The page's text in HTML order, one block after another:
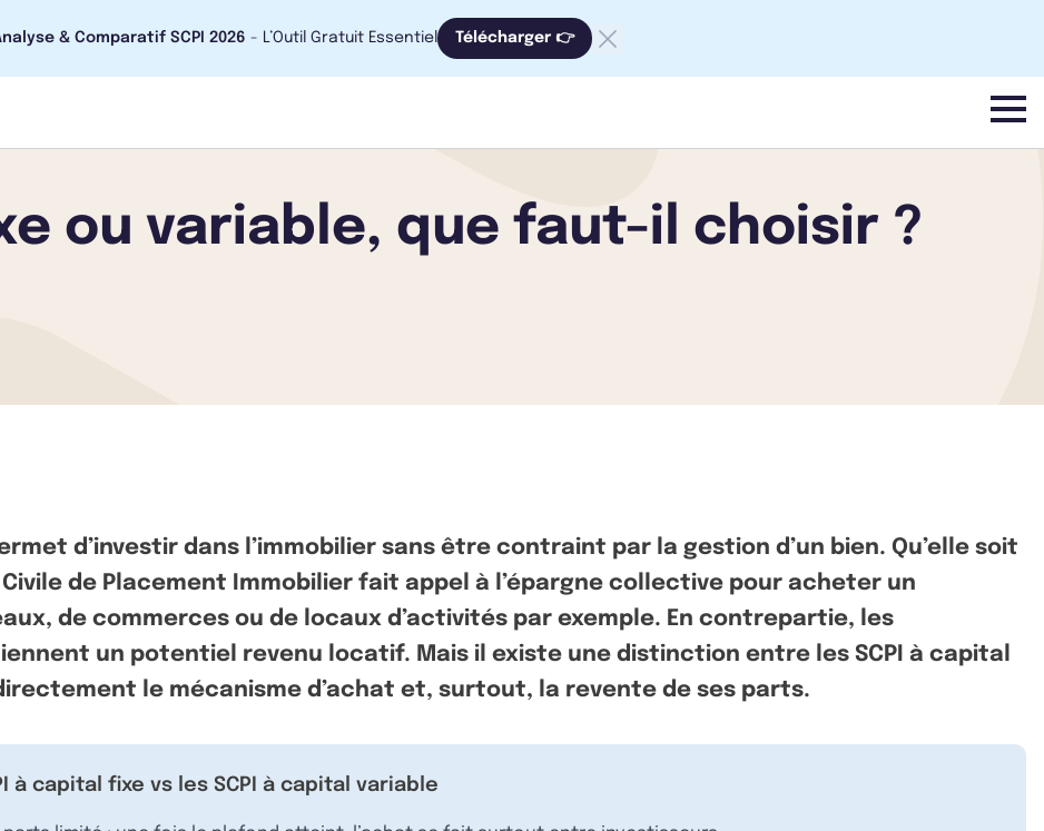
& Comparatif SCPI 2026 - L’Outil Gratuit Essentiel Télécharger 👉
menu
ou variable, que faut-il choisir ?
d’investir dans l’immobilier sans être contraint par la gestion d’un bien. Qu’elle soit
de Placement Immobilier fait appel à l’épargne collective pour acheter un
de commerces ou de locaux d’activités par exemple. En contrepartie, les
un potentiel revenu locatif. Mais il existe une distinction entre les SCPI à capital
le mécanisme d’achat et, surtout, la revente de ses parts.
à capital fixe vs les SCPI à capital variable